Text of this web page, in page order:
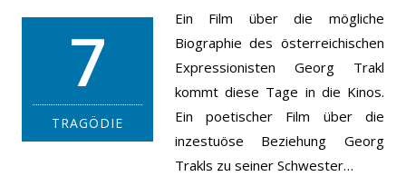
7
TRAGÖDIE
Ein Film über die mögliche
Biographie des österreichischen
Expressionisten Georg Trakl
kommt diese Tage in die Kinos.
Ein poetischer Film über die
inzestuöse Beziehung Georg
Trakls zu seiner Schwester…